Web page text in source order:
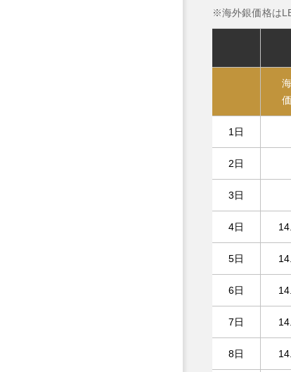
海外銀価格は
1日
2日
3日
4日
5日
6日
7日
8日